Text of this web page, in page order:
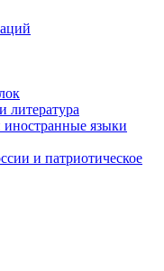
литература
языки
и патриотическое